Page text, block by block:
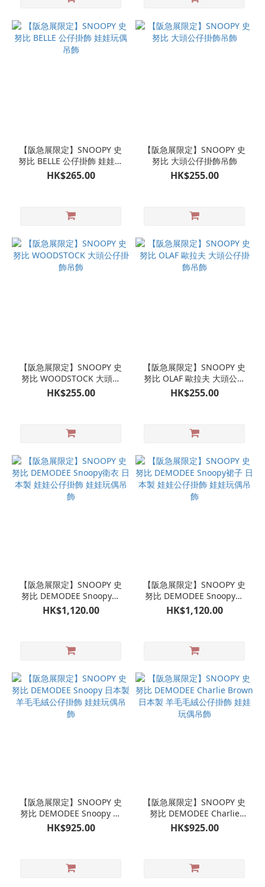
【阪急展限定】SNOOPY 史
努比 BELLE 公仔掛飾 娃娃玩
偶吊飾
HK$265.00
【阪急展限定】SNOOPY 史
努比 大頭公仔掛飾吊飾
HK$255.00
【阪急展限定】SNOOPY 史
努比 WOODSTOCK 大頭公
仔掛飾吊飾
HK$255.00
【阪急展限定】SNOOPY 史
努比 OLAF 歐拉夫 大頭公仔
掛飾吊飾
HK$255.00
【阪急展限定】SNOOPY 史
努比 DEMODEE Snoopy衛
衣 日本製 娃娃公仔掛飾 娃
娃玩偶吊飾
HK$1,120.00
【阪急展限定】SNOOPY 史
努比 DEMODEE Snoopy裙
子 日本製 娃娃公仔掛飾 娃
娃玩偶吊飾
HK$1,120.00
【阪急展限定】SNOOPY 史
努比 DEMODEE Snoopy 日
本製 羊毛毛絨公仔掛飾 娃娃
玩偶吊飾
HK$925.00
【阪急展限定】SNOOPY 史
努比 DEMODEE Charlie
Brown 日本製 羊毛毛絨公仔
掛飾 娃娃玩偶吊飾
HK$925.00